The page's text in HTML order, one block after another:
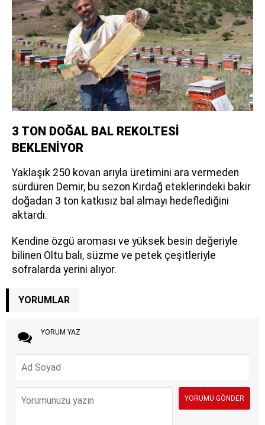
3 TON DOĞAL BAL REKOLTESİ
BEKLENİYOR
Yaklaşık 250 kovan arıyla üretimini ara vermeden
sürdüren Demir, bu sezon Kırdağ eteklerindeki bakir
doğadan 3 ton katkısız bal almayı hedeflediğini
aktardı.
Kendine özgü aroması ve yüksek besin değeriyle
bilinen Oltu balı, süzme ve petek çeşitleriyle
sofralarda yerini alıyor.
YORUMLAR
YORUM YAZ